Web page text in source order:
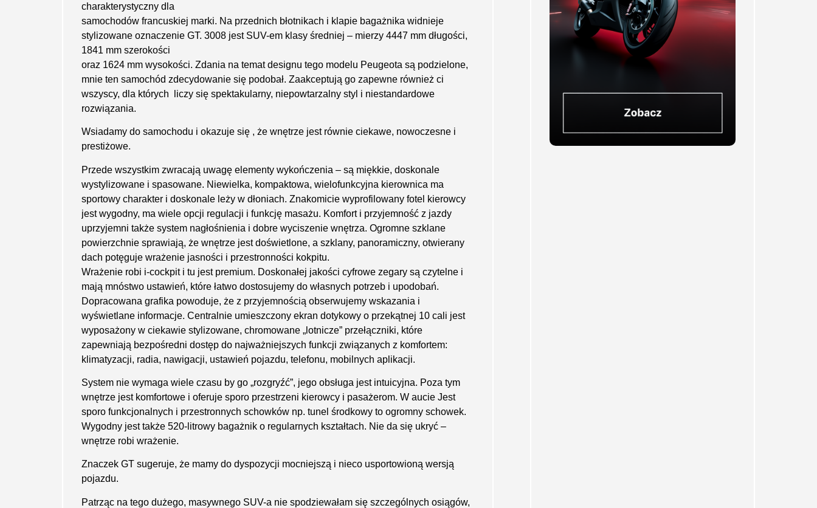
charakterystyczny dla
samochodów francuskiej marki. Na przednich błotnikach i klapie bagażnika widnieje
stylizowane oznaczenie GT. 3008 jest SUV-em klasy średniej – mierzy 4447 mm długości,
1841 mm szerokości
oraz 1624 mm wysokości. Zdania na temat designu tego modelu Peugeota są podzielone,
mnie ten samochód zdecydowanie się podobał. Zaakceptują go zapewne również ci
wszyscy, dla których liczy się spektakularny, niepowtarzalny styl i niestandardowe
rozwiązania.
Wsiadamy do samochodu i okazuje się , że wnętrze jest równie ciekawe, nowoczesne i
prestiżowe.
Przede wszystkim zwracają uwagę elementy wykończenia – są miękkie, doskonale
wystylizowane i spasowane. Niewielka, kompaktowa, wielofunkcyjna kierownica ma
sportowy charakter i doskonale leży w dłoniach. Znakomicie wyprofilowany fotel kierowcy
jest wygodny, ma wiele opcji regulacji i funkcję masażu. Komfort i przyjemność z jazdy
uprzyjemni także system nagłośnienia i dobre wyciszenie wnętrza. Ogromne szklane
powierzchnie sprawiają, że wnętrze jest doświetlone, a szklany, panoramiczny, otwierany
dach potęguje wrażenie jasności i przestronności kokpitu.
Wrażenie robi i-cockpit i tu jest premium. Doskonałej jakości cyfrowe zegary są czytelne i
mają mnóstwo ustawień, które łatwo dostosujemy do własnych potrzeb i upodobań.
Dopracowana grafika powoduje, że z przyjemnością obserwujemy wskazania i
wyświetlane informacje. Centralnie umieszczony ekran dotykowy o przekątnej 10 cali jest
wyposażony w ciekawie stylizowane, chromowane „lotnicze” przełączniki, które
zapewniają bezpośredni dostęp do najważniejszych funkcji związanych z komfortem:
klimatyzacji, radia, nawigacji, ustawień pojazdu, telefonu, mobilnych aplikacji.
System nie wymaga wiele czasu by go „rozgryźć”, jego obsługa jest intuicyjna. Poza tym
wnętrze jest komfortowe i oferuje sporo przestrzeni kierowcy i pasażerom. W aucie Jest
sporo funkcjonalnych i przestronnych schowków np. tunel środkowy to ogromny schowek.
Wygodny jest także 520-litrowy bagażnik o regularnych kształtach. Nie da się ukryć –
wnętrze robi wrażenie.
Znaczek GT sugeruje, że mamy do dyspozycji mocniejszą i nieco usportowioną wersją
pojazdu.
Patrząc na tego dużego, masywnego SUV-a nie spodziewałam się szczególnych osiągów,